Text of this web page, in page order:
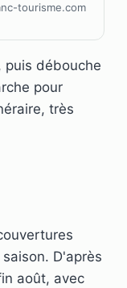
tourisme.com
puis débouche
pour
très
D'après
août, avec